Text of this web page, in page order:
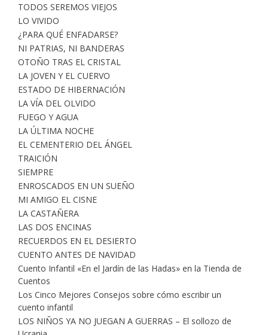
TODOS SEREMOS VIEJOS
LO VIVIDO
¿PARA QUÉ ENFADARSE?
NI PATRIAS, NI BANDERAS
OTOÑO TRAS EL CRISTAL
LA JOVEN Y EL CUERVO
ESTADO DE HIBERNACIÓN
LA VÍA DEL OLVIDO
FUEGO Y AGUA
LA ÚLTIMA NOCHE
EL CEMENTERIO DEL ÁNGEL
TRAICIÓN
SIEMPRE
ENROSCADOS EN UN SUEÑO
MI AMIGO EL CISNE
LA CASTAÑERA
LAS DOS ENCINAS
RECUERDOS EN EL DESIERTO
CUENTO ANTES DE NAVIDAD
Cuento Infantil «En el Jardín de las Hadas» en la Tienda de
Cuentos
Los Cinco Mejores Consejos sobre cómo escribir un
cuento infantil
LOS NIÑOS YA NO JUEGAN A GUERRAS – El sollozo de